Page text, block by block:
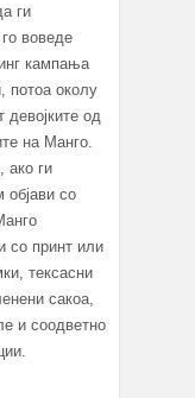
ги
воведе
кампања
потоа околу
девојките од
на Манго.
ако ги
објави со
со принт или
тексасни
сакоа,
и соодветно